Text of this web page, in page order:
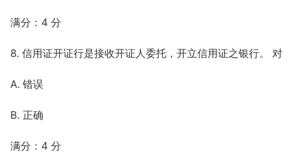
满分：4 分
8. 信用证开证行是接收开证人委托，开立信用证之银行。 对
A. 错误
B. 正确
满分：4 分